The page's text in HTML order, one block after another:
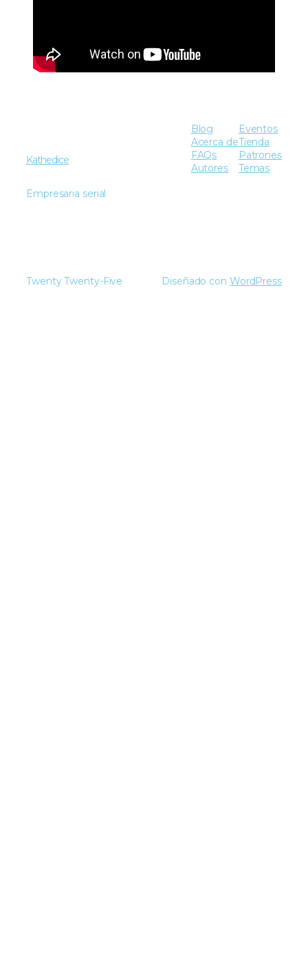
Kathedice
Empresaria serial
Blog
Acerca de
FAQs
Autores
Eventos
Tienda
Patrones
Temas
Twenty Twenty-Five Diseñado con WordPress